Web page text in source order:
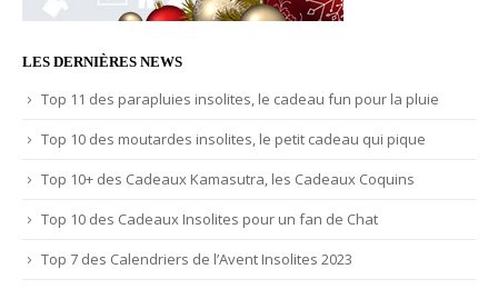
LES DERNIÈRES NEWS
Top 11 des parapluies insolites, le cadeau fun pour la pluie
Top 10 des moutardes insolites, le petit cadeau qui pique
Top 10+ des Cadeaux Kamasutra, les Cadeaux Coquins
Top 10 des Cadeaux Insolites pour un fan de Chat
Top 7 des Calendriers de l’Avent Insolites 2023